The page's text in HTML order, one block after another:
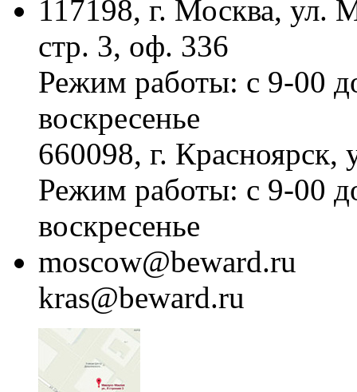
и эксплуатации. Камера
оснащена сенсоромSony Starvis,
который обеспечивает
изображение с минимальным
уровнем шумов в сумеречное и
ночное время. Это значительно
повышает уровень детализации
камера поддерживает питание
и может работать на
морозе до -40°C.
117198, г. Москва, ул.
стр. 3, оф. 336
Режим работы: с 9-00
воскресенье
660098, г.
Режим работы: с 9-00
воскресенье
moscow@beward.ru
kras@beward.ru